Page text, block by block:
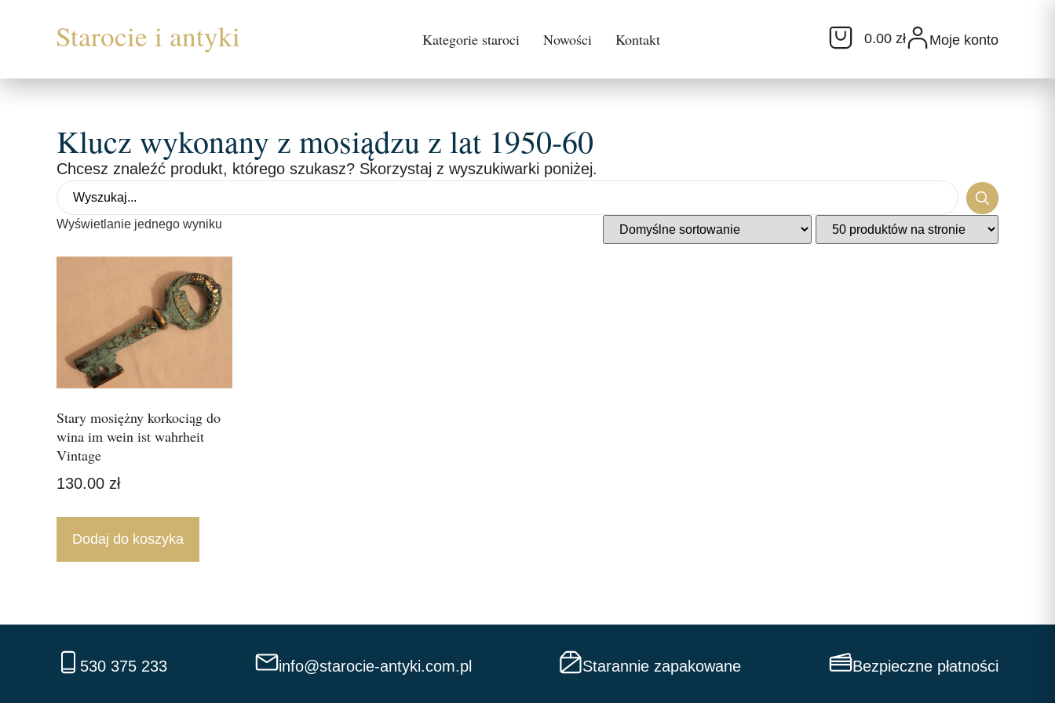
Kategorie staroci Nowości Kontakt 0.00 zł Moje konto
Klucz wykonany z mosiądzu z lat 1950-60
Chcesz znaleźć produkt, którego szukasz? Skorzystaj z wyszukiwarki poniżej.
Wyświetlanie jednego wyniku
Stary mosiężny korkociąg do
wina im wein ist wahrheit
Vintage
130.00 zł
Dodaj do koszyka
530 375 233 info@starocie-antyki.com.pl Starannie zapakowane Bezpieczne płatności